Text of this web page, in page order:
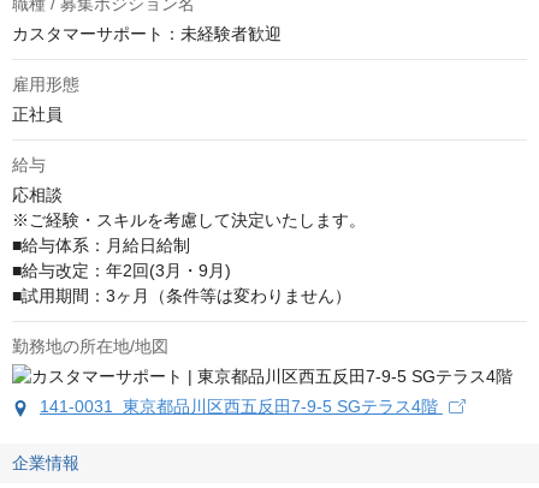
職種 / 募集ポジション名
カスタマーサポート：未経験者歓迎
雇用形態
正社員
給与
応相談
※ご経験・スキルを考慮して決定いたします。
■給与体系：月給日給制
■給与改定：年2回(3月・9月)
■試用期間：3ヶ月（条件等は変わりません）
勤務地の所在地/地図
141-0031 東京都品川区西五反田7-9-5 SGテラス4階
企業情報